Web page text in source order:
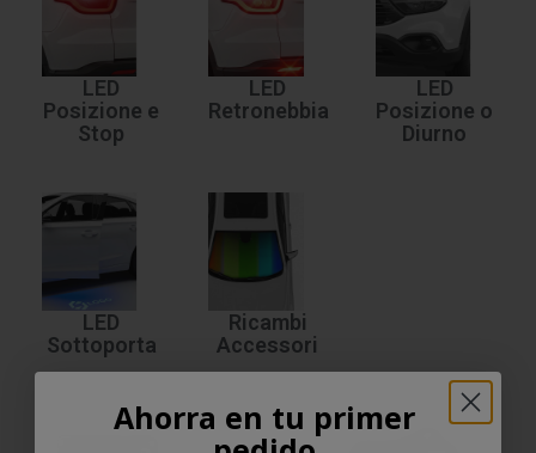
LED
Posizione e
Stop
LED
Retronebbia
LED
Posizione o
Diurno
LED
Sottoporta
Ricambi
Accessori
Ahorra en tu primer